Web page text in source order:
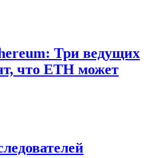
Три ведущих
что ETH может